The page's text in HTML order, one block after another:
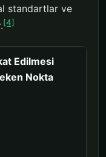
standartlar ve
[4]
Edilmesi
Nokta